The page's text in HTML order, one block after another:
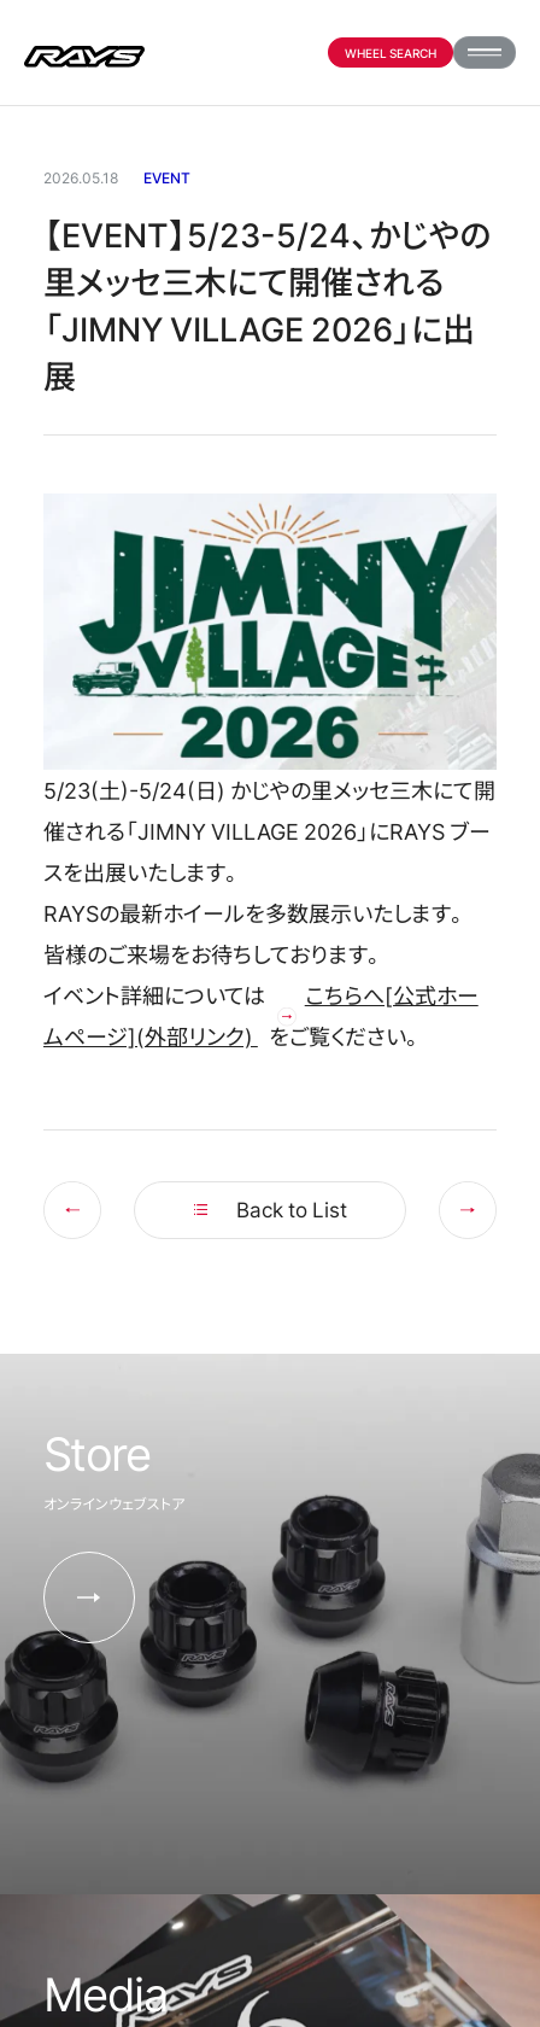
WHEEL SEARCH
PRODUCTS
ABOUT
COMPANY
PARTNER SHOP
OFFICIAL SNS
Store Media
2026.05.18 EVENT
【EVENT】5/23-5/24、かじやの
里メッセ三木にて開催される
「JIMNY VILLAGE 2026」に出
展
5/23(土)-5/24(日) かじやの里メッセ三木にて開
催される「JIMNY VILLAGE 2026」にRAYS ブー
スを出展いたします。
RAYSの最新ホイールを多数展示いたします。
皆様のご来場をお待ちしております。
イベント詳細については
こちらへ[公式ホー
ムページ](外部リンク)
をご覧ください。
Prev Back to List
Store
オンラインウェブストア
Media